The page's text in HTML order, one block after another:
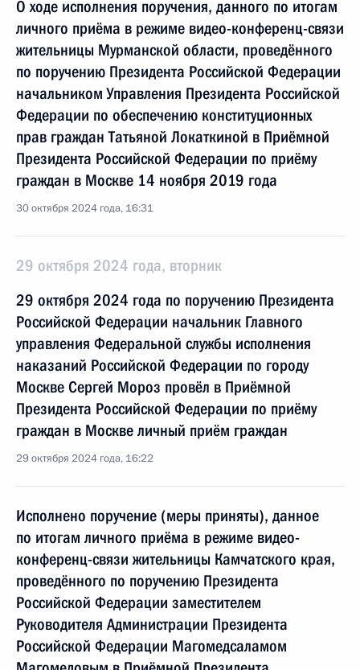
О ходе исполнения поручения, данного по итогам
личного приёма в режиме видео-конференц-связи
жительницы Мурманской области, проведённого
по поручению Президента Российской Федерации
начальником Управления Президента Российской
Федерации по обеспечению конституционных
прав граждан Татьяной Локаткиной в Приёмной
Президента Российской Федерации по приёму
граждан в Москве 14 ноября 2019 года
30 октября 2024 года, 16:31
29 октября 2024 года, вторник
29 октября 2024 года по поручению Президента
Российской Федерации начальник Главного
управления Федеральной службы исполнения
наказаний Российской Федерации по городу
Москве Сергей Мороз провёл в Приёмной
Президента Российской Федерации по приёму
граждан в Москве личный приём граждан
29 октября 2024 года, 16:22
Исполнено поручение (меры приняты), данное
по итогам личного приёма в режиме видео-
конференц-связи жительницы Камчатского края,
проведённого по поручению Президента
Российской Федерации заместителем
Руководителя Администрации Президента
Российской Федерации Магомедсаламом